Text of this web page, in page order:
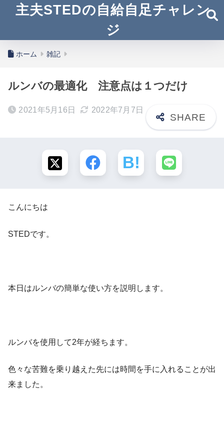
主夫STEDの自給自足チャレン
ジ
ホーム 雑記
ルンバの最適化 注意点は１つだけ
2021年5月16日 2022年7月7日
こんにちは
STEDです。
本日はルンバの簡単な使い方を説明します。
ルンバを使用して2年が経ちます。
色々な苦難を乗り越えた先には時間を手に入れることが出
来ました。